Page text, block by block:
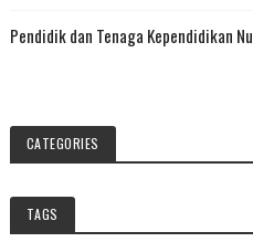
Pendidik dan Tenaga Kependidikan
CATEGORIES
TAGS